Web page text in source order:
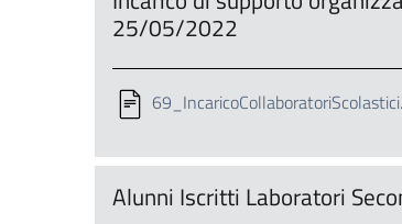
25/05/2022
Alunni Iscritti Laboratori